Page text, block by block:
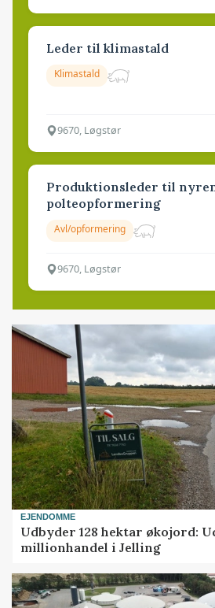
Leder til klimastald
Klimastald
9670, Løgstør
Produktionsleder til
polteopformering
Avl/opformering
9670, Løgstør
EJENDOMME
Udbyder 128 hektar økojord:
millionhandel i Jelling